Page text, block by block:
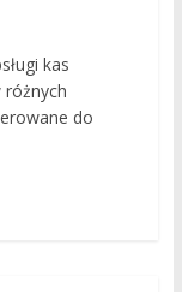
kas
różnych
do